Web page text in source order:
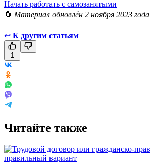
Начать работать с самозанятыми
🔄 Материал обновлён 2 ноября 2023 года
↩ К другим статьям
1
Читайте также